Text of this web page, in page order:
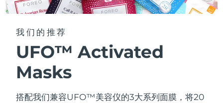
我们的推荐
UFO™ Activated
Masks
搭配我们兼容UFO™美容仪的3大系列面膜，将20